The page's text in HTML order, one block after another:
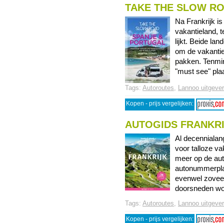
TAKE THE SLOW
Na Frankrijk
vakantieland,
lijkt. Beide
om de
pakken.
"must see"
Tags: Autoroutes, Lannoo
Kopen - prijs vergelijken:
AUTOGIDS
Al
voor talloze
meer op de
evenwel
doorsneden
Tags: Autoroutes, Lannoo
Kopen - prijs vergelijken: